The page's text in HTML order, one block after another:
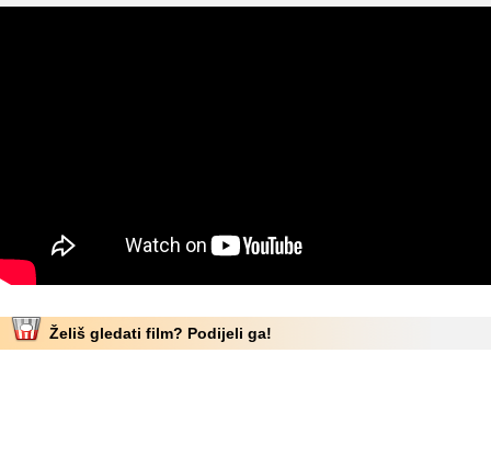
Želiš gledati film? Podijeli ga!